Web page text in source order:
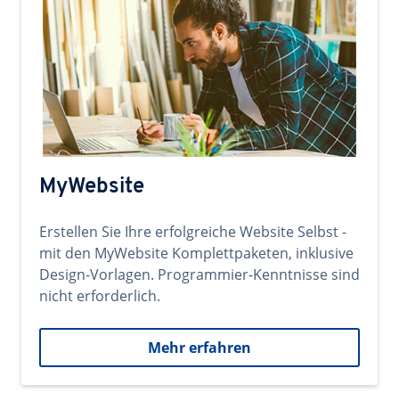
MyWebsite
Erstellen Sie Ihre erfolgreiche Website Selbst -
mit den MyWebsite Komplettpaketen, inklusive
Design-Vorlagen. Programmier-Kenntnisse sind
nicht erforderlich.
Mehr erfahren